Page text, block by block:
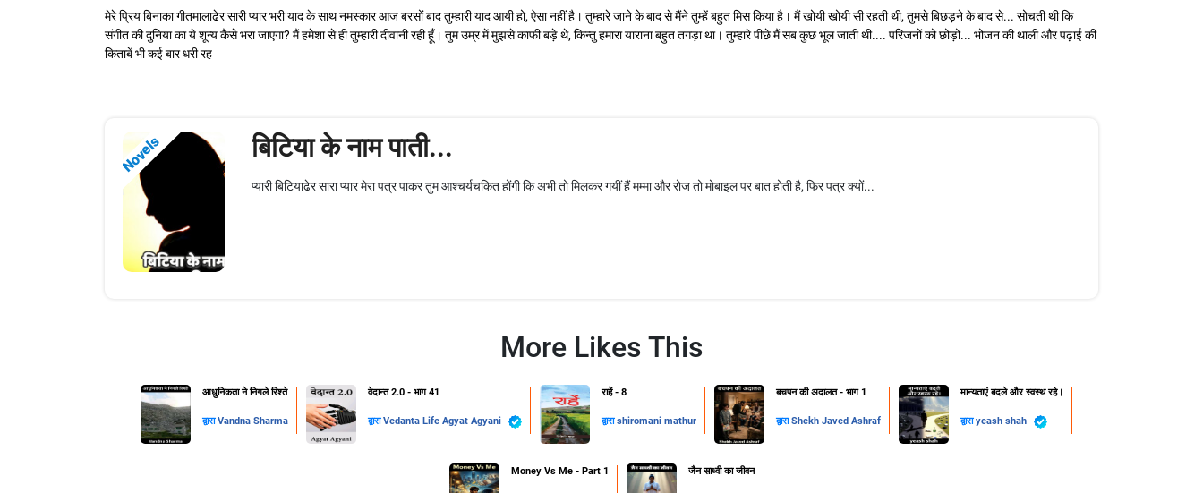
मेरे प्रिय बिनाका गीतमालाढेर सारी प्यार भरी याद के साथ नमस्कार आज बरसों बाद तुम्हारी याद आयी हो, ऐसा नहीं है। तुम्हारे जाने के बाद से मैंने तुम्हें बहुत मिस किया है। मैं खोयी खोयी सी रहती थी, तुमसे बिछड़ने के बाद से... सोचती थी कि
संगीत की दुनिया का ये शून्य कैसे भरा जाएगा? मैं हमेशा से ही तुम्हारी दीवानी रही हूँ। तुम उम्र में मुझसे काफी बड़े थे, किन्तु हमारा याराना बहुत तगड़ा था। तुम्हारे पीछे मैं सब कुछ भूल जाती थी.... परिजनों को छोड़ो... भोजन की थाली और पढ़ाई की
किताबें भी कई बार धरी रह
Novels बिटिया के नाम पाती...
प्यारी बिटियाढेर सारा प्यार मेरा पत्र पाकर तुम आश्चर्यचकित होंगी कि अभी तो मिलकर गयीं हैं मम्मा और रोज तो मोबाइल पर बात होती है, फिर पत्र क्यों...
More Likes This
आधुनिकता ने निगले रिश्ते
द्वाराVandna Sharma
वेदान्त 2.0 - भाग 41
द्वारा Vedanta Life Agyat Agyani
राहें - 8
द्वाराshiromani mathur
बचपन की अदालत - भाग 1
द्वाराShekh Javed Ashraf
मान्यताएं बदले और स्वस्थ रहे।
द्वाराyeash shah
Money Vs Me - Part 1 जैन साध्वी का जीवन